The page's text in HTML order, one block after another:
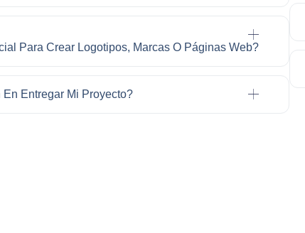
Para Crear Logotipos, Marcas O Páginas Web?
Entregar Mi Proyecto?